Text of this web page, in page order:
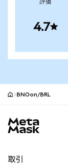
評価
4.7
BNOon/BRL
取引